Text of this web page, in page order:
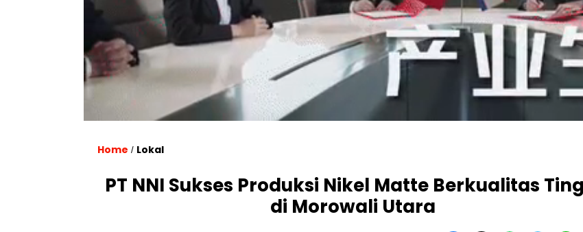
Home / Lokal
PT NNI Sukses Produksi Nikel Matte Berkualitas
di Morowali Utara